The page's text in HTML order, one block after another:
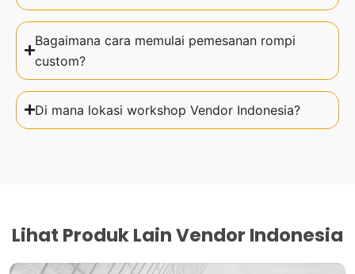
Bagaimana cara memulai pemesanan rompi
custom?
Di mana lokasi workshop Vendor Indonesia?
Lihat Produk Lain Vendor Indonesia